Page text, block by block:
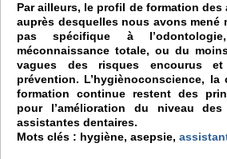
Par ailleurs, le profil de formation
auprès desquelles nous avons mené
pas spécifique à
méconnaissance totale, ou du
vagues des risques encourus
prévention. L’hygiènoconscience,
formation continue restent des
pour l’amélioration du niveau
assistantes dentaires.
Mots clés : hygiène, asepsie,